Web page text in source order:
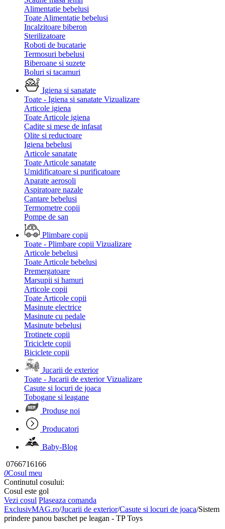
Alimentatie bebelusi
Toate Alimentatie bebelusi
Incalzitoare biberon
Sterilizatoare
Roboti de bucatarie
Termosuri bebelusi
Biberoane si suzete
Boluri si tacamuri
Igiena si sanatate
Toate - Igiena si sanatate Vizualizare
Articole igiena
Toate Articole igiena
Cadite si mese de infasat
Olite si reductoare
Igiena bebelusi
Articole sanatate
Toate Articole sanatate
Umidificatoare si purificatoare
Aparate aerosoli
Aspiratoare nazale
Cantare bebelusi
Termometre copii
Pompe de san
Plimbare copii
Toate - Plimbare copii Vizualizare
Articole bebelusi
Toate Articole bebelusi
Premergatoare
Marsupii si hamuri
Articole copii
Toate Articole copii
Masinute electrice
Masinute cu pedale
Masinute bebelusi
Trotinete copii
Triciclete copii
Biciclete copii
Jucarii de exterior
Toate - Jucarii de exterior Vizualizare
Casute si locuri de joaca
Tobogane si leagane
Produse noi
Producatori
Baby-Blog
0766716166
0Cosul meu
Continutul cosului:
Cosul este gol
Vezi cosul Plaseaza comanda
ExclusivMAG.ro/Jucarii de exterior/Casute si locuri de joaca/Sistem
prindere panou baschet pe leagan - TP Toys